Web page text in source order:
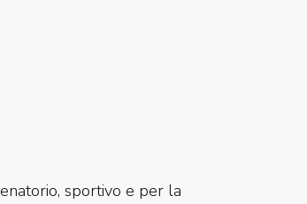
sportivo e per la